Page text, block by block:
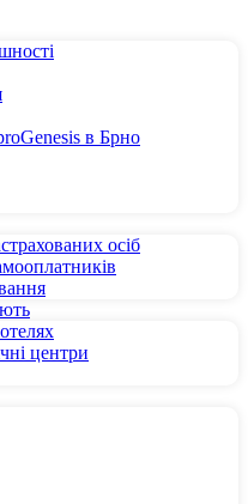
в Брно
осіб
центри